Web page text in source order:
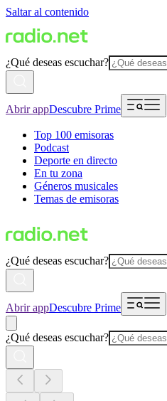
Saltar al contenido
¿Qué deseas escuchar?
Abrir appDescubre Prime
Top 100 emisoras
Podcast
Deporte en directo
En tu zona
Géneros musicales
Temas de emisoras
¿Qué deseas escuchar?
Abrir appDescubre Prime
¿Qué deseas escuchar?